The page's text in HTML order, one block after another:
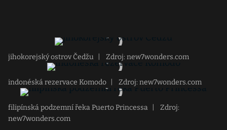
jihokorejský ostrov Čedžu Zdroj: new7wonders.com
indonéská rezervace Komodo Zdroj: new7wonders.com
filipínská podzemní řeka Puerto Princessa
Zdroj:
new7wonders.com